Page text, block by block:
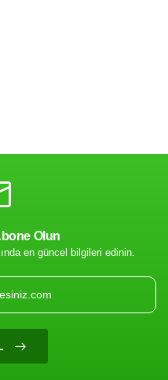
Olun
en güncel bilgileri edinin.